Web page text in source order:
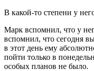
В какой-то степени у
Марк вспомнил, что у
вспомнил, что сегодня
в этот день ему
пойти только в
особых планов не было.